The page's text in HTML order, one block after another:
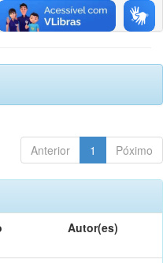
Anterior 1 Póximo
Autor(es)